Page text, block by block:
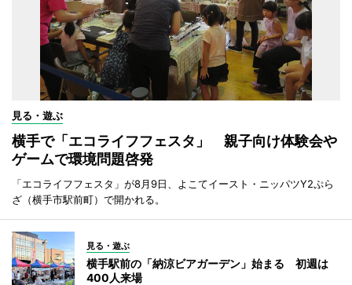
見る・遊ぶ
横手で「エコライフフェスタ」 親子向け体験会や
ゲームで環境問題啓発
「エコライフフェスタ」が8月9日、よこてイースト・ニッパツY2ぷら
ざ（横手市駅前町）で開かれる。
見る・遊ぶ
横手駅前の「納涼ビアガーデン」始まる 初週は
400人来場